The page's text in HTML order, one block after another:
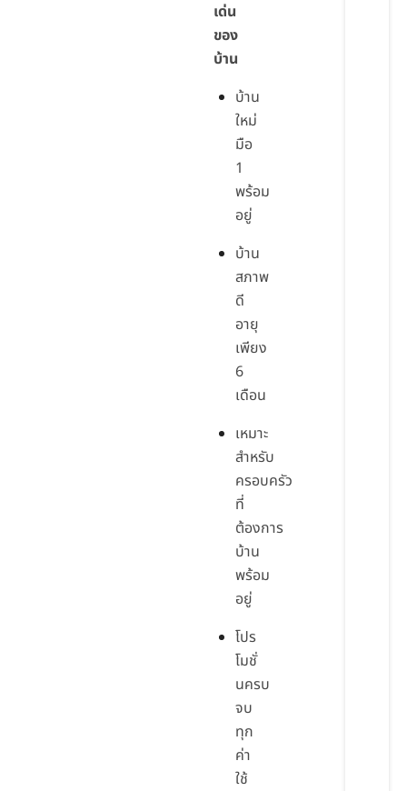
เด่น
ของ
บ้าน
บ้าน
ใหม่
มือ
1
พร้อม
อยู่
บ้าน
สภาพ
ดี
อายุ
เพียง
6
เดือน
เหมาะ
สำหรับ
ครอบครัว
ที่
ต้องการ
บ้าน
พร้อม
อยู่
โปร
โมชั่
นครบ
จบ
ทุก
ค่า
ใช้